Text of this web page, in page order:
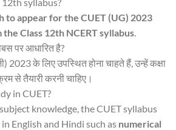
to appear for the CUET (UG) 2023
Class 12th NCERT syllabus
पर आधारित है?
2023 के लिए उपस्थित होना चाहते हैं, उन्हें कक्षा
से तैयारी करनी चाहिए।
in CUET?
knowledge, the CUET syllabus
English and Hindi such as numerical